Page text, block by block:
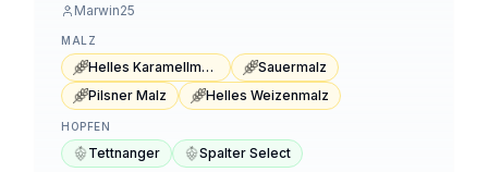
Marwin25
MALZ
Helles Karamellmalz
Sauermalz
Pilsner Malz
Helles Weizenmalz
HOPFEN
Tettnanger Spalter Select